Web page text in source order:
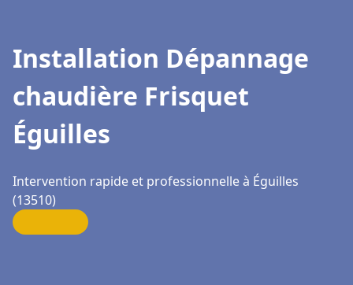
Installation Dépannage
chaudière Frisquet
Éguilles
Intervention rapide et professionnelle à Éguilles
(13510)